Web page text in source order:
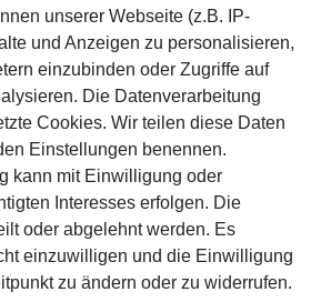
Motor-Fit
| Alle Rechte vorbehalten.
unserer Webseite (z.B. IP-
und Anzeigen zu personalisieren,
einzubinden oder Zugriffe auf
Die Datenverarbeitung
Cookies. Wir teilen diese Daten
Einstellungen benennen.
kann mit Einwilligung oder
Interesses erfolgen. Die
oder abgelehnt werden. Es
einzuwilligen und die Einwilligung
zu ändern oder zu widerrufen.